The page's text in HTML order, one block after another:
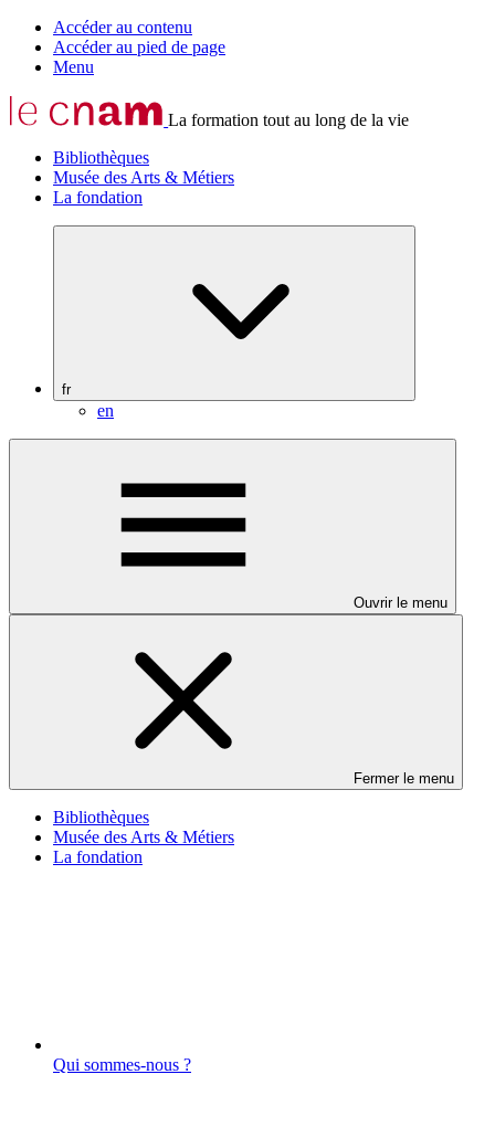
Accéder au contenu
Accéder au pied de page
Menu
La formation tout au long de la vie
Bibliothèques
Musée des Arts & Métiers
La fondation
fr
en
Ouvrir le menu
Fermer le menu
Bibliothèques
Musée des Arts & Métiers
La fondation
Qui sommes-nous ?